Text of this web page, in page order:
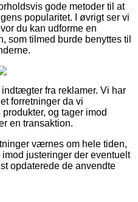
gode metoder til at
popularitet. I øvrigt ser vi
du kan udforme en
som tilmed burde benyttes til
fra reklamer. Vi har
forretninger da vi
og tager imod
en transaktion.
værnes om hele tiden,
justeringer der eventuelt
opdaterede de anvendte